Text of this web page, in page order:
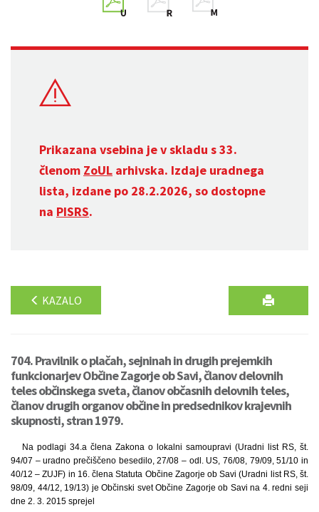
Prikazana vsebina je v skladu s 33.
členom ZoUL arhivska. Izdaje uradnega
lista, izdane po 28.2.2026, so dostopne
na PISRS.
KAZALO
704. Pravilnik o plačah, sejninah in drugih prejemkih
funkcionarjev Občine Zagorje ob Savi, članov delovnih
teles občinskega sveta, članov občasnih delovnih teles,
članov drugih organov občine in predsednikov krajevnih
skupnosti, stran 1979.
Na podlagi 34.a člena Zakona o lokalni samoupravi (Uradni list RS, št.
94/07 – uradno prečiščeno besedilo, 27/08 – odl. US, 76/08, 79/09, 51/10 in
40/12 – ZUJF) in 16. člena Statuta Občine Zagorje ob Savi (Uradni list RS, št.
98/09, 44/12, 19/13) je Občinski svet Občine Zagorje ob Savi na 4. redni seji
dne 2. 3. 2015 sprejel